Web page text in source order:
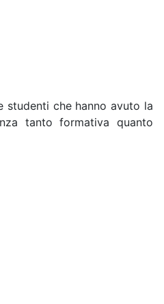
che hanno avuto la
tanto formativa quanto